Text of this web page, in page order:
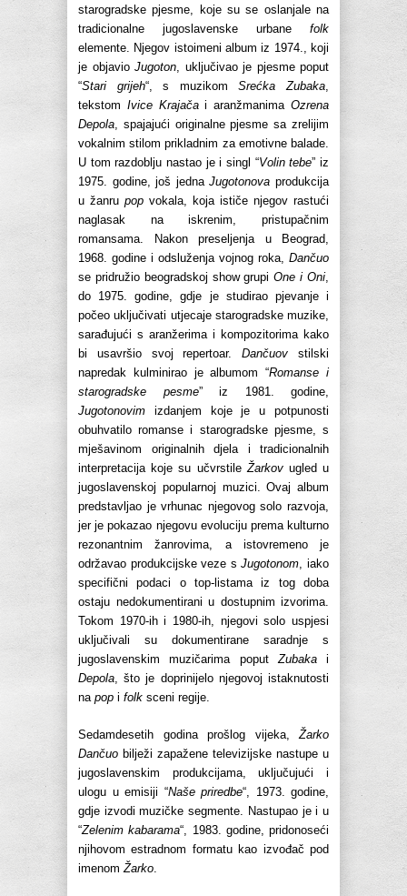
starogradske pjesme, koje su se oslanjale na
tradicionalne jugoslavenske urbane folk
elemente. Njegov istoimeni album iz 1974., koji
je objavio Jugoton , uključivao je pjesme poput
“Stari grijeh“, s muzikomSrećka Zubaka
tekstom Ivice Krajačai aranžmanimaOzrena
Depola , spajajući originalne pjesme sa zrelijim
vokalnim stilom prikladnim za emotivne balade.
U tom razdoblju nastao je i singl “Volin tebe” iz
1975. godine, još jednaJugotonova produkcija
u žanru pop vokala, koja ističe njegov rastući
naglasak na iskrenim, pristupačnim
romansama. Nakon preseljenja u Beograd,
1968. godine i odsluženja vojnog roka, Dančuo
se pridružio beogradskoj show grupiOne i Oni
do 1975. godine, gdje je studirao pjevanje i
počeo uključivati ​​utjecaje starogradske muzike,
sarađujući s aranžerima i kompozitorima kako
bi usavršio svoj repertoar.Dančuov stilski
napredak kulminirao je albumom “Romanse i
starogradske pesme” iz 1981. godine,
Jugotonovim izdanjem koje je u potpunosti
obuhvatilo romanse i starogradske pjesme, s
mješavinom originalnih djela i tradicionalnih
interpretacija koje su učvrstile Žarkovugled u
jugoslavenskoj popularnoj muzici. Ovaj album
predstavljao je vrhunac njegovog solo razvoja,
jer je pokazao njegovu evoluciju prema kulturno
rezonantnim žanrovima, a istovremeno je
održavao produkcijske veze sJugotonom , iako
specifični podaci o top-listama iz tog doba
ostaju nedokumentirani u dostupnim izvorima.
Tokom 1970-ih i 1980-ih, njegovi solo uspjesi
uključivali su dokumentirane saradnje s
jugoslavenskim muzičarima poput Zubakai
Depola , što je doprinijelo njegovoj istaknutosti
na pop i folk sceni regije.
Sedamdesetih godina prošlog vijeka, Žarko
Dančuo bilježi zapažene televizijske nastupe u
jugoslavenskim produkcijama, uključujući i
ulogu u emisiji “Naše priredbe“, 1973. godine,
gdje izvodi muzičke segmente. Nastupao je i u
“Zelenim kabarama“, 1983. godine, pridonoseći
njihovom estradnom formatu kao izvođač pod
imenom Žarko